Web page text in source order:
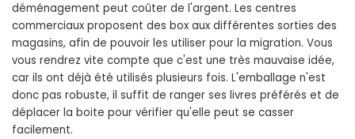
déménagement peut coûter de l'argent. Les centres
commerciaux proposent des box aux différentes sorties des
magasins, afin de pouvoir les utiliser pour la migration. Vous
vous rendrez vite compte que c'est une très mauvaise idée,
car ils ont déjà été utilisés plusieurs fois. L'emballage n'est
donc pas robuste, il suffit de ranger ses livres préférés et de
déplacer la boite pour vérifier qu'elle peut se casser
facilement.